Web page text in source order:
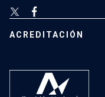
ACREDITACIÓN